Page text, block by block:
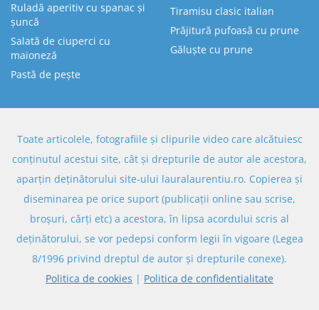
Ruladă aperitiv cu spanac și
șuncă
Salată de ciuperci cu
maioneză
Pastă de pește
Tiramisu clasic italian
Prăjitură pufoasă cu prune
Găluște cu prune
Toate articolele, fotografiile și clipurile video care alcătuiesc
conținutul acestui site, cât și drepturile de autor ale acestora,
aparțin deținătorului site-ului lauralaurentiu.ro. Copierea și
diseminarea pe orice suport (publicații online sau scrise,
broșuri, cărți etc) a acestora, în lipsa acordului scris al
deținătorului, se vor pedepsi conform legii în vigoare (Legea
8/1996 privind dreptul de autor și drepturile conexe).
Politica de cookies | Politica de confidentialitate